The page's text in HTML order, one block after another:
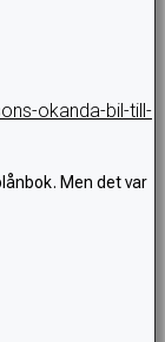
okanda-bil-till-
Men det var